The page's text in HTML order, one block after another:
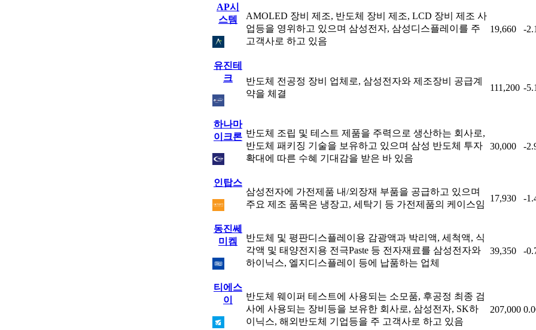
AP시
스템
AMOLED 장비 제조, 반도체 장비 제조, LCD 장비 제조 사
업등을 영위하고 있으며 삼성전자, 삼성디스플레이를 주
고객사로 하고 있음
19,660 -
유진테
크
반도체 전공정 장비 업체로, 삼성전자와 제조장비 공급계
약을 체결
111,200 -
하나마
이크론 반도체 조립 및 테스트 제품을 주력으로 생산하는 회사로,
반도체 패키징 기술을 보유하고 있으며 삼성 반도체 투자
확대에 따른 수혜 기대감을 받은 바 있음
30,000 -
인탑스
삼성전자에 가전제품 내/외장재 부품을 공급하고 있으며
주요 제조 품목은 냉장고, 세탁기 등 가전제품의 케이스임
17,930 -
동진쎄
미켐
반도체 및 평판디스플레이용 감광액과 박리액, 세척액, 식
각액 및 태양전지용 전극Paste 등 전자재료를 삼성전자와
하이닉스, 엘지디스플레이 등에 납품하는 업체
39,350 -
티에스
이
반도체 웨이퍼 테스트에 사용되는 소모품, 후공정 최종 검
사에 사용되는 장비등을 보유한 회사로, 삼성전자, SK하
이닉스, 해외반도체 기업등을 주 고객사로 하고 있음
207,000